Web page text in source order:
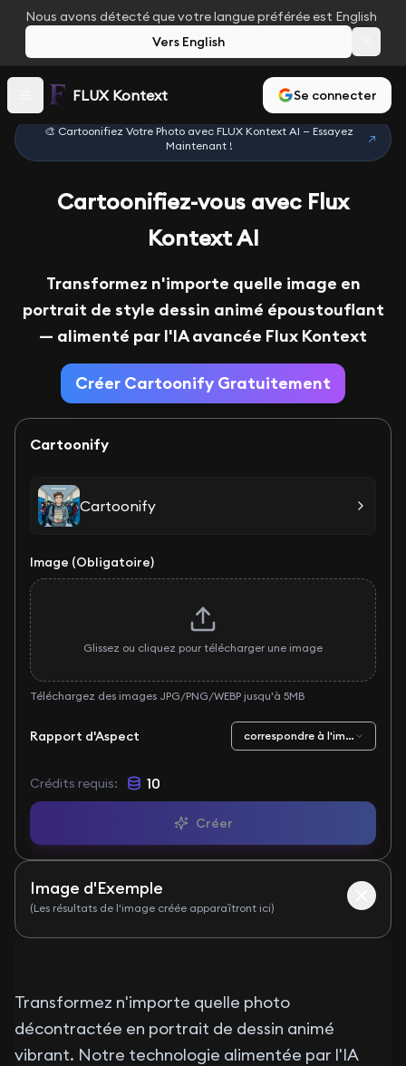
Nous avons détecté que votre langue préférée est English
Vers English
FLUX Kontext Se connecter
🎨 Cartoonifiez Votre Photo avec FLUX Kontext AI — Essayez
Maintenant !
↗
Cartoonifiez-vous avec Flux
Kontext AI
Transformez n'importe quelle image en
portrait de style dessin animé époustouflant
— alimenté par l'IA avancée Flux Kontext
Créer Cartoonify Gratuitement
Cartoonify
Cartoonify
Image (Obligatoire)
Glissez ou cliquez pour télécharger une image
Téléchargez des images JPG/PNG/WEBP jusqu'à 5MB
Rapport d'Aspect correspondre à l'image
Crédits requis: 10
Créer
Image d'Exemple
(Les résultats de l'image créée apparaîtront ici)
Transformez n'importe quelle photo
décontractée en portrait de dessin animé
vibrant. Notre technologie alimentée par l'IA